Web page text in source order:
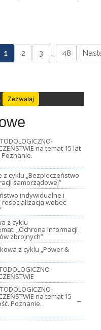
1 2 3 … 48
Zezwalaj
na temat 15 lat
cyklu „Bezpieczeństwo
samorządowej”
indywidualne i
resocjalizacja wobec
z cyklu
„Ochrona informacji
zbrojnych”
z cyklu „Power &
na temat 15
Poznanie. →